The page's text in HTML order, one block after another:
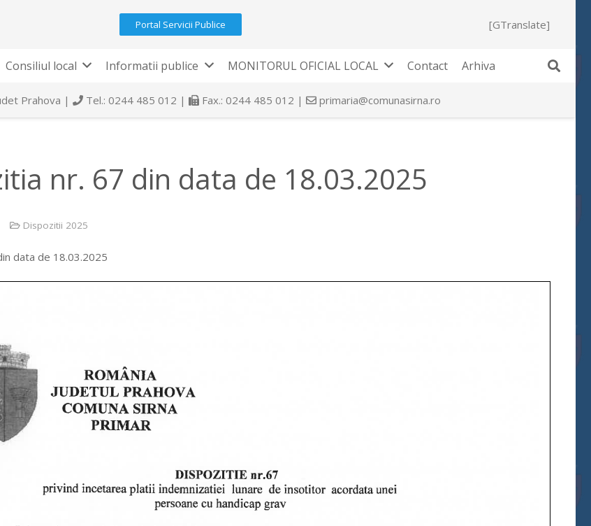
Portal Servicii Publice [GTranslate]
Consiliul local Informatii publice MONITORUL OFICIAL LOCAL Contact Arhiva
Prahova | Tel.: 0244 485 012 | Fax.: 0244 485 012 | primaria@comunasirna.ro
nr. 67 din data de 18.03.2025
Dispozitii 2025
data de 18.03.2025